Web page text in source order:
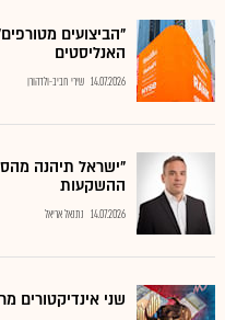
"הביצועים
האנליסטים
14.07.2026 שירי חביב-ולדהורן
"ישראל תיהנה
ההשקעות
14.07.2026 נתנאל אריאל
שני אינדיקטורים